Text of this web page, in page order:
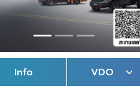
Info VDO